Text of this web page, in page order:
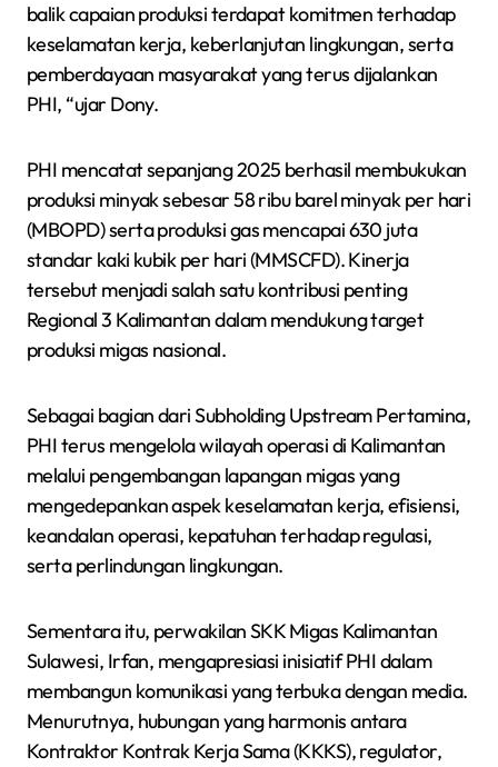
balik capaian produksi terdapat komitmen terhadap
keselamatan kerja, keberlanjutan lingkungan, serta
pemberdayaan masyarakat yang terus dijalankan
PHI, “ujar Dony.
PHI mencatat sepanjang 2025 berhasil membukukan
produksi minyak sebesar 58 ribu barel minyak per hari
(MBOPD) serta produksi gas mencapai 630 juta
standar kaki kubik per hari (MMSCFD). Kinerja
tersebut menjadi salah satu kontribusi penting
Regional 3 Kalimantan dalam mendukung target
produksi migas nasional.
Sebagai bagian dari Subholding Upstream Pertamina,
PHI terus mengelola wilayah operasi di Kalimantan
melalui pengembangan lapangan migas yang
mengedepankan aspek keselamatan kerja, efisiensi,
keandalan operasi, kepatuhan terhadap regulasi,
serta perlindungan lingkungan.
Sementara itu, perwakilan SKK Migas Kalimantan
Sulawesi, Irfan, mengapresiasi inisiatif PHI dalam
membangun komunikasi yang terbuka dengan media.
Menurutnya, hubungan yang harmonis antara
Kontraktor Kontrak Kerja Sama (KKKS), regulator,